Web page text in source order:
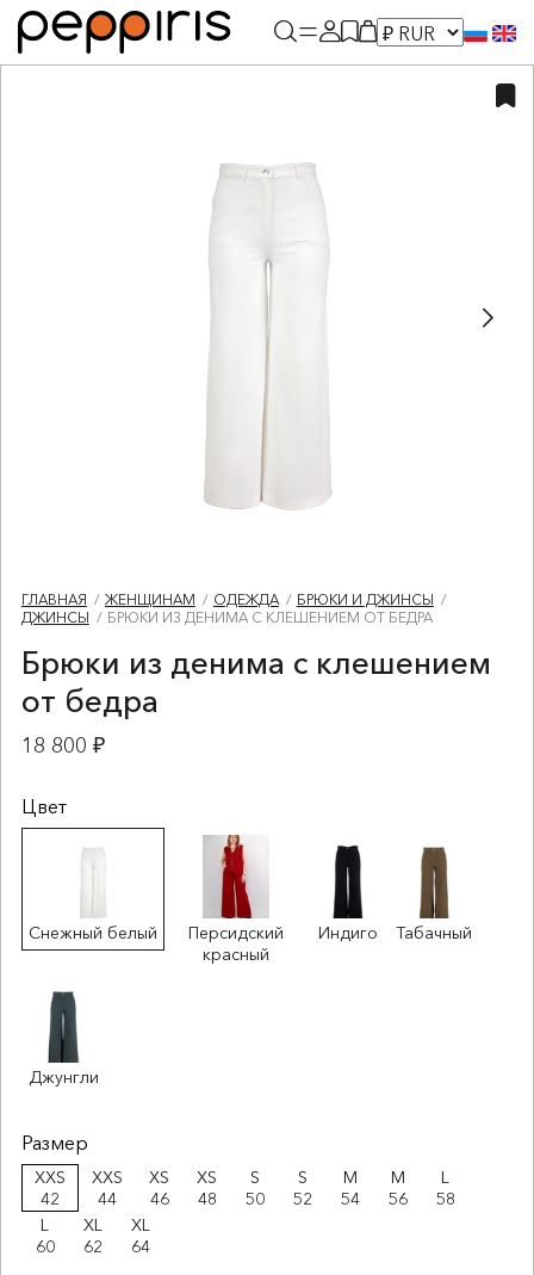
ГЛАВНАЯ ЖЕНЩИНАМ ОДЕЖДА
БРЮКИ И ДЖИНСЫ
ДЖИНСЫ
БРЮКИ ИЗ ДЕНИМА С КЛЕШЕНИЕМ ОТ БЕДРА
Брюки из денима с клешением
от бедра
18 800 ₽
Цвет
Снежный белый
Персидский
красный
Индиго Табачный
Джунгли
Размер
XXS
42
XXS
44
XS
46
XS
48
S
50
S
52
M
54
M
56
L
58
L
60
XL
62
XL
64